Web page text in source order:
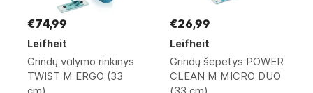
€74,99
Leifheit
Grindų valymo rinkinys
TWIST M ERGO (33
€26,99
Leifheit
Grindų šepetys POWER
CLEAN M MICRO DUO